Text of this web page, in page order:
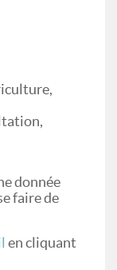
donnée
faire de
en cliquant